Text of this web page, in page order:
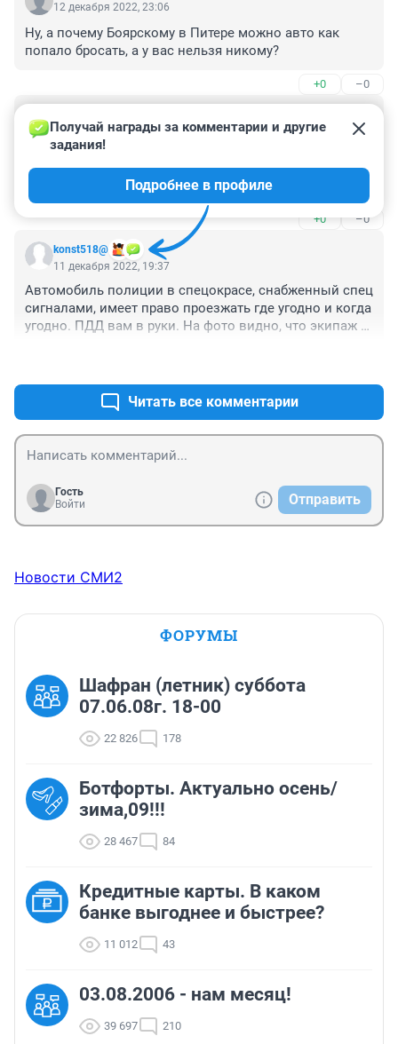
12 декабря 2022, 23:06
Ну, а почему Боярскому в Питере можно авто как
попало бросать, а у вас нельзя никому?
+0 –0
11 декабря 2022, 22:32
Как жаль, а ведь иногда даже горят автомобили... Не
говоря уже о царапинах на весь бок или спущенных
колёсах. Так печально это...
+0 –0
konst518@
Получай награды за комментарии и другие
задания!
Подробнее в профиле
11 декабря 2022, 19:37
Автомобиль полиции в спецокрасе, снабженный спец
сигналами, имеет право проезжать где угодно и когда
угодно. ПДД вам в руки. На фото видно, что экипаж
Читать все комментарии
Гость
Войти
Отправить
Новости СМИ2
ФОРУМЫ
Шафран (летник) суббота
07.06.08г. 18-00
22 826 178
Ботфорты. Актуально осень/
зима,09!!!
28 467 84
Кредитные карты. В каком
банке выгоднее и быстрее?
11 012 43
03.08.2006 - нам месяц!
39 697 210